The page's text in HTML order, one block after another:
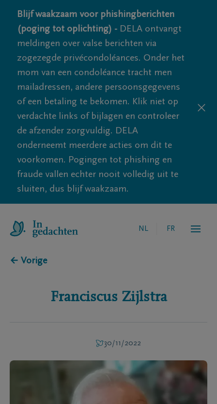
Blijf waakzaam voor phishingberichten
(poging tot oplichting) - DELA ontvangt
meldingen over valse berichten via
zogezegde privécondoléances. Onder het
mom van een condoléance tracht men
mailadressen, andere persoonsgegevens
of een betaling te bekomen. Klik niet op
verdachte links of bijlagen en controleer
de afzender zorgvuldig. DELA
onderneemt meerdere acties om dit te
voorkomen. Pogingen tot phishing en
fraude vallen echter nooit volledig uit te
sluiten, dus blijf waakzaam.
NL FR
← Vorige
Franciscus Zijlstra
30/11/2022